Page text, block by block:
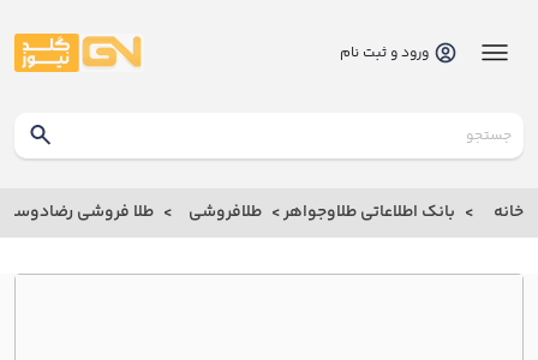
بانک
بانک
اطلاعاتی
ورود و ثبت نام
خانه بانک اطلاعاتی طلاوجواهر طلافروشی طلا فروشی رضادوست